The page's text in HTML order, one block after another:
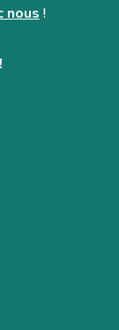
nous !